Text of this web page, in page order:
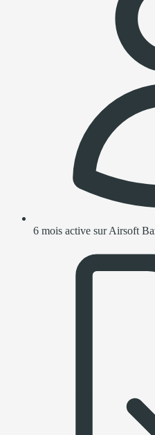
6 mois active sur Airsoft